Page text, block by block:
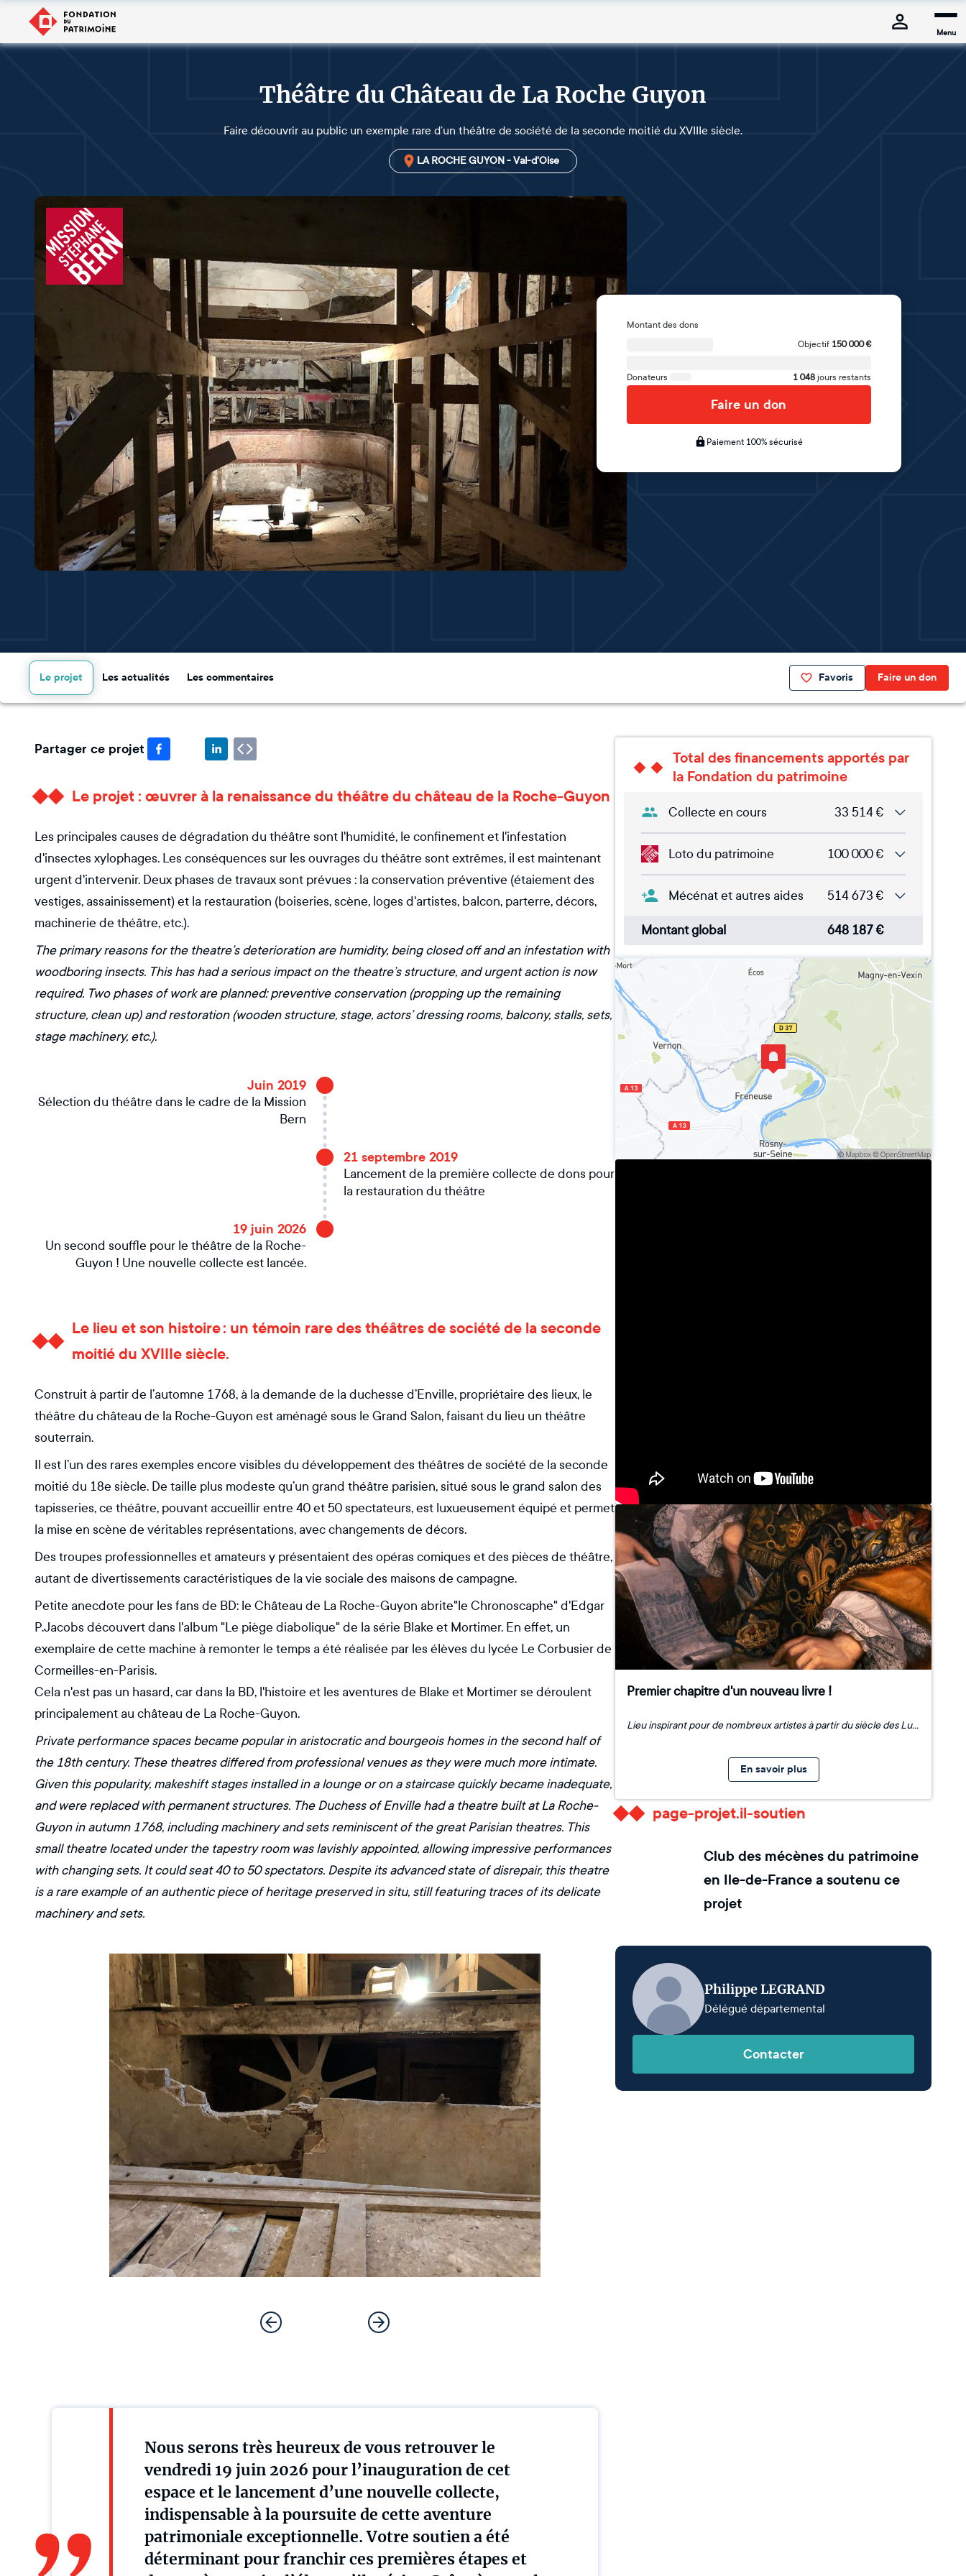
Menu
Théâtre du Château de La Roche Guyon
Faire découvrir au public un exemple rare d’un théâtre de société de la seconde moitié du XVIIIe siècle.
LA ROCHE GUYON - Val-d'Oise
Montant des dons
Objectif 150 000€
Donateurs 1 048 jours restants
Faire un don
Paiement 100% sécurisé
Favoris Faire un don
Le projet Les actualités Les commentaires
Partager ce projet
Le projet : œuvrer à la renaissance du théâtre du château de la Roche-Guyon
Les principales causes de dégradation du théâtre sont l'humidité, le confinement et l'infestation
d'insectes xylophages. Les conséquences sur les ouvrages du théâtre sont extrêmes, il est maintenant
urgent d'intervenir. Deux phases de travaux sont prévues : la conservation préventive (étaiement des
vestiges, assainissement) et la restauration (boiseries, scène, loges d'artistes, balcon, parterre, décors,
machinerie de théâtre, etc.).
The primary reasons for the theatre’s deterioration are humidity, being closed off and an infestation with
woodboring insects. This has had a serious impact on the theatre’s structure, and urgent action is now
required. Two phases of work are planned: preventive conservation (propping up the remaining
structure, clean up) and restoration (wooden structure, stage, actors’ dressing rooms, balcony, stalls, sets,
stage machinery, etc.).
Juin 2019
Sélection du théâtre dans le cadre de la Mission
Bern
21 septembre 2019
Lancement de la première collecte de dons pour
la restauration du théâtre
19 juin 2026
Un second souffle pour le théâtre de la Roche-
Guyon ! Une nouvelle collecte est lancée.
Le lieu et son histoire : un témoin rare des théâtres de société de la seconde
moitié du XVIIIe siècle.
Construit à partir de l’automne 1768, à la demande de la duchesse d’Enville, propriétaire des lieux, le
théâtre du château de la Roche-Guyon est aménagé sous le Grand Salon, faisant du lieu un théâtre
souterrain.
Il est l’un des rares exemples encore visibles du développement des théâtres de société de la seconde
moitié du 18e siècle. De taille plus modeste qu’un grand théâtre parisien, situé sous le grand salon des
tapisseries, ce théâtre, pouvant accueillir entre 40 et 50 spectateurs, est luxueusement équipé et permet
la mise en scène de véritables représentations, avec changements de décors.
Des troupes professionnelles et amateurs y présentaient des opéras comiques et des pièces de théâtre,
autant de divertissements caractéristiques de la vie sociale des maisons de campagne.
Petite anecdote pour les fans de BD: le Château de La Roche-Guyon abrite"le Chronoscaphe" d'Edgar
P.Jacobs découvert dans l'album "Le piège diabolique" de la série Blake et Mortimer. En effet, un
exemplaire de cette machine à remonter le temps a été réalisée par les élèves du lycée Le Corbusier de
Cormeilles-en-Parisis.
Cela n'est pas un hasard, car dans la BD, l'histoire et les aventures de Blake et Mortimer se déroulent
principalement au château de La Roche-Guyon.
Private performance spaces became popular in aristocratic and bourgeois homes in the second half of
the 18th century. These theatres differed from professional venues as they were much more intimate.
Given this popularity, makeshift stages installed in a lounge or on a staircase quickly became inadequate,
and were replaced with permanent structures. The Duchess of Enville had a theatre built at La Roche-
Guyon in autumn 1768, including machinery and sets reminiscent of the great Parisian theatres. This
small theatre located under the tapestry room was lavishly appointed, allowing impressive performances
with changing sets. It could seat 40 to 50 spectators. Despite its advanced state of disrepair, this theatre
is a rare example of an authentic piece of heritage preserved in situ, still featuring traces of its delicate
machinery and sets.
Nous serons très heureux de vous retrouver le
vendredi 19 juin 2026 pour l’inauguration de cet
espace et le lancement d’une nouvelle collecte,
indispensable à la poursuite de cette aventure
patrimoniale exceptionnelle. Votre soutien a été
déterminant pour franchir ces premières étapes et
Total des financements apportés par
la Fondation du patrimoine
Collecte en cours 33 514€
Loto du patrimoine 100 000€
Mécénat et autres aides 514 673 €
Montant global 648 187€
Premier chapitre d'un nouveau livre !
Lieu inspirant pour de nombreux artistes à partir du siècle des Lumières jusqu'à aujourd'hui,* le château de La Roche-Guyon écrit en 2026 le premier chapitre d'un nouveau livre*. Le projet culturel et artistique d'Emmanuel Morin, directeur de l'établissement public de coopération culturelle du château de La Roche-Guyon depuis la fin de l'été 2025, offre la liberté à des artistes en résidence de s'approprier l'histoire du château et de ses habitants pour créer des œuvres et des installations inédites. Celles-ci permettent à chaque visiteur de découvrir le patrimoine exceptionnel et l'histoire du monument à travers la création contemporaine et le design, sources d'expériences sensibles et immersives sollicitant les sens. Pour en savoir plus, c'est ici.
En savoir plus
page-projet.il-soutien
Club des mécènes du patrimoine
en Ile-de-France a soutenu ce
projet
Philippe LEGRAND
Délégué départemental
Contacter